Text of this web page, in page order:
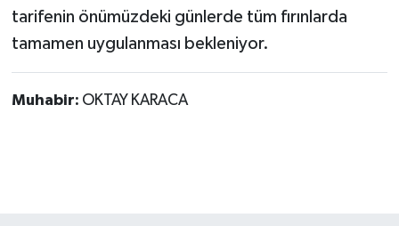
tarifenin önümüzdeki günlerde tüm fırınlarda
tamamen uygulanması bekleniyor.
Muhabir: OKTAY KARACA